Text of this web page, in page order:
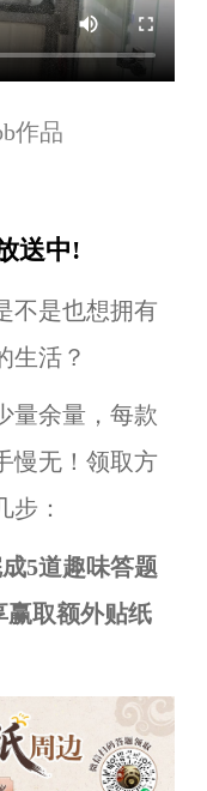
作品
送中!
是也想拥有
生活？
余量，每款
慢无！领取方
步：
5道趣味答题
取额外贴纸